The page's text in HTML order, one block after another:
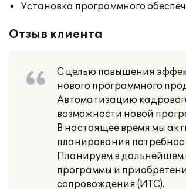
Установка программного
Отзыв клиента
С целью повышения
нового программного
Автоматизацию
возможности новой
В настоящее время мы
планирования
Планируем в дальнейшем
программы и
сопровождения (ИТС).